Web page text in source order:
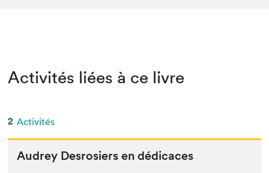
Activités liées à ce livre
2 Activités
Audrey Desrosiers en dédicaces